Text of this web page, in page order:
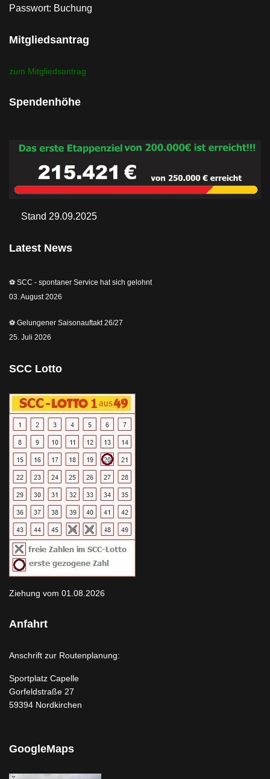
Passwort: Buchung
Mitgliedsantrag
zum Mitgliedsantrag
Spendenhöhe
Stand 29.09.2025
Latest News
⚽️ SCC - spontaner Service hat sich gelohnt
03. August 2026
⚽️ Gelungener Saisonauftakt 26/27
25. Juli 2026
SCC Lotto
Ziehung vom 01.08.2026
Anfahrt
Anschrift zur Routenplanung:
Sportplatz Capelle
Gorfeldstraße 27
59394 Nordkirchen
GoogleMaps